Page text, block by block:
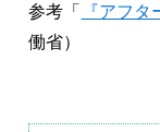
参考「 『アフ
働省）